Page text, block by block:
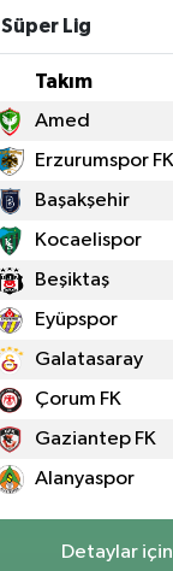
Süper Lig
Takım
Amed
Erzurumspor FK
Başakşehir
Kocaelispor
Beşiktaş
Eyüpspor
Galatasaray
Çorum FK
Gaziantep FK
Alanyaspor
Detaylar için